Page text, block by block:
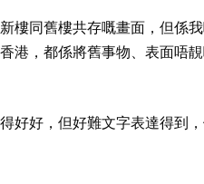
樓同舊樓共存嘅畫面，但係
港，都係將舊事物、表面唔
好好，但好難文字表達得到